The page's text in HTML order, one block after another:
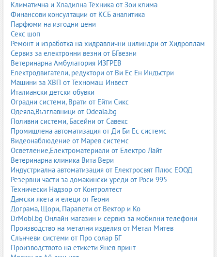
Климатична и Хладилна Техника от Зои клима
Финансови консултации от КСБ аналитика
Парфюми на изгодни цени
Секс шоп
Ремонт и изработка на хидравлични цилиндри от Хидроплам
Сервиз за електронни везни от БГвезни
Ветеринарна Амбулатория ИЗГРЕВ
Електродвигатели, редуктори от Ви Ес Ен Индъстри
Машини за ХВП от Техномаш Инвест
Италиански детски обувки
Оградни системи, Врати от Ейти Сикс
Одеяла,Възглавници от Odeala.bg
Поливни системи, Басейни от Савекс
Промишлена автоматизация от Ди Би Ес системс
Видеонаблюдение от Марев системс
Осветление,Електроматериали от Електро Лайт
Ветеринарна клиника Вита Вери
Индустриална автоматизация от Електросвят Плюс ЕООД
Резервни части за домакински уреди от Роси 995
Технически Надзор от Контролтест
Дамски якета и елеци от Геони
Дограма, Щори, Парапети от Вектор и Ко
DrMobi.bg Онлайн магазин и сервиз за мобилни телефони
Производство на метални изделия от Метал Митев
Слънчеви системи от Про солар БГ
Производството на етикети Янев принт